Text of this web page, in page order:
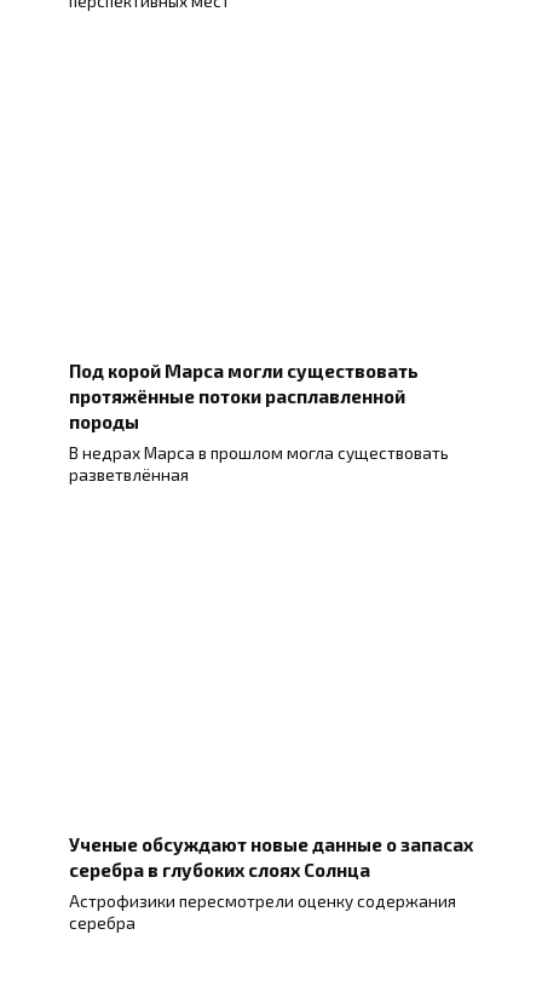
Под корой Марса могли существовать
протяжённые потоки расплавленной
породы
В недрах Марса в прошлом могла существовать
разветвлённая
Ученые обсуждают новые данные о запасах
серебра в глубоких слоях Солнца
Астрофизики пересмотрели оценку содержания
серебра